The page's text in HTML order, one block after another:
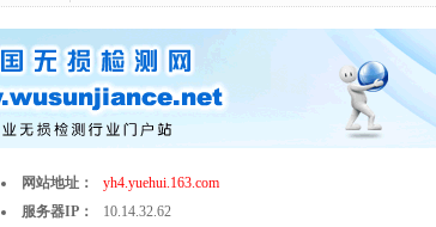
网站地址：
yh4.yuehui.163.com
服务器IP：
10.14.32.62